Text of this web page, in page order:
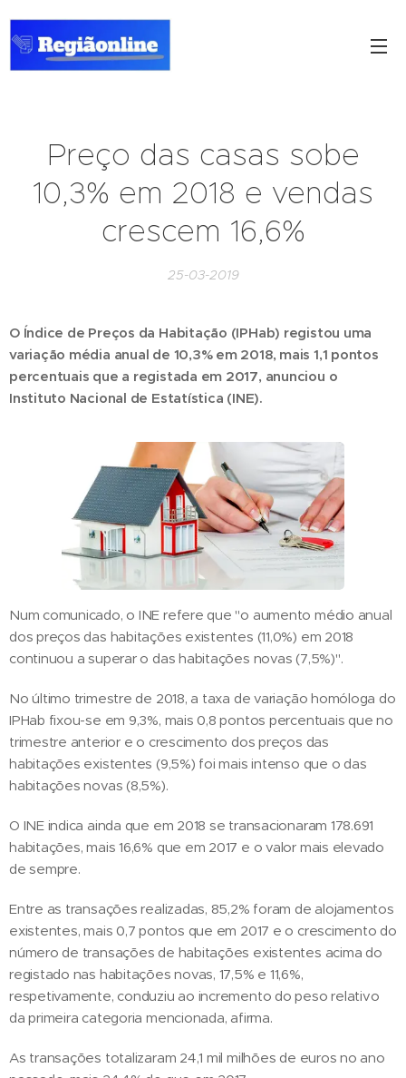
Preço das casas sobe
10,3% em 2018 e vendas
crescem 16,6%
25-03-2019
O Índice de Preços da Habitação (IPHab) registou uma
variação média anual de 10,3% em 2018, mais 1,1 pontos
percentuais que a registada em 2017, anunciou o
Instituto Nacional de Estatística (INE).
Num comunicado, o INE refere que "o aumento médio anual
dos preços das habitações existentes (11,0%) em 2018
continuou a superar o das habitações novas (7,5%)".
No último trimestre de 2018, a taxa de variação homóloga do
IPHab fixou-se em 9,3%, mais 0,8 pontos percentuais que no
trimestre anterior e o crescimento dos preços das
habitações existentes (9,5%) foi mais intenso que o das
habitações novas (8,5%).
O INE indica ainda que em 2018 se transacionaram 178.691
habitações, mais 16,6% que em 2017 e o valor mais elevado
de sempre.
Entre as transações realizadas, 85,2% foram de alojamentos
existentes, mais 0,7 pontos que em 2017 e o crescimento do
número de transações de habitações existentes acima do
registado nas habitações novas, 17,5% e 11,6%,
respetivamente, conduziu ao incremento do peso relativo
da primeira categoria mencionada, afirma.
As transações totalizaram 24,1 mil milhões de euros no ano